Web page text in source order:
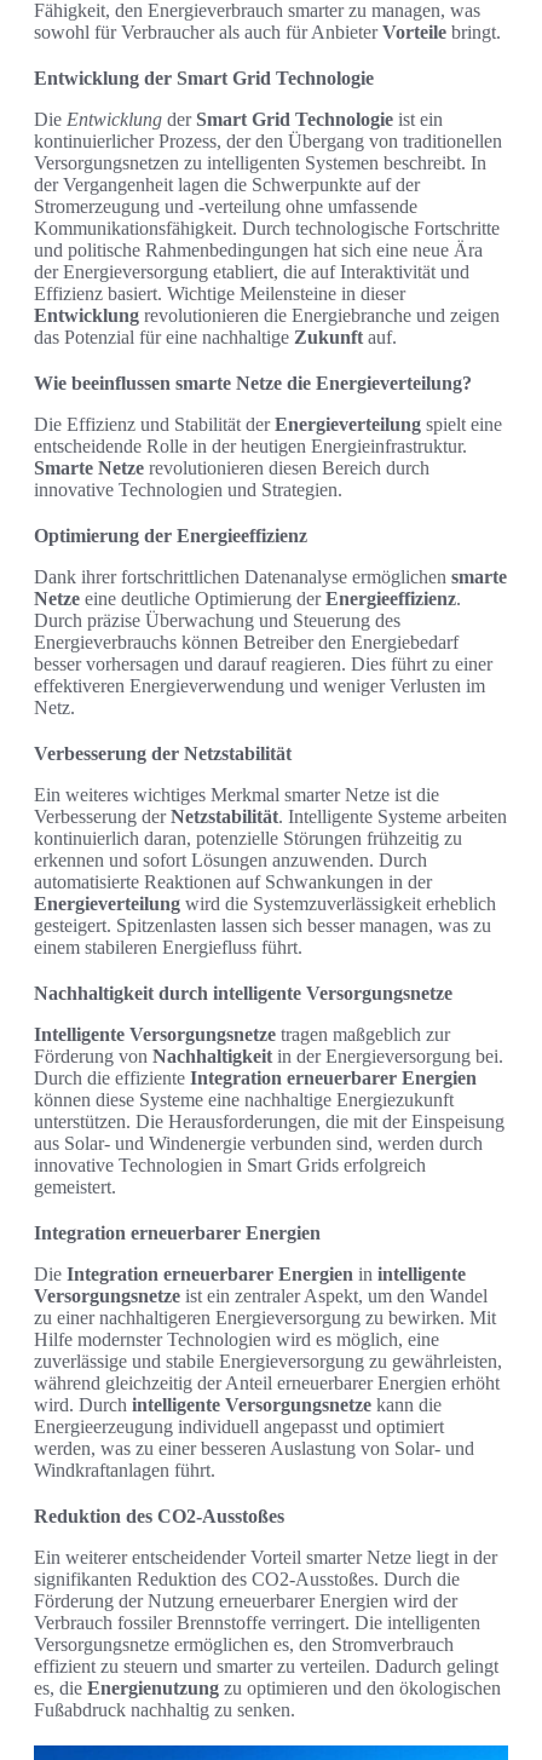
Fähigkeit, den Energieverbrauch smarter zu managen, was
sowohl für Verbraucher als auch für AnbieterVorteile bringt.
Entwicklung der Smart Grid Technologie
Die Entwicklung derSmart Grid Technologie ist ein
kontinuierlicher Prozess, der den Übergang von traditionellen
Versorgungsnetzen zu intelligenten Systemen beschreibt. In
der Vergangenheit lagen die Schwerpunkte auf der
Stromerzeugung und -verteilung ohne umfassende
Kommunikationsfähigkeit. Durch technologische Fortschritte
und politische Rahmenbedingungen hat sich eine neue Ära
der Energieversorgung etabliert, die auf Interaktivität und
Effizienz basiert. Wichtige Meilensteine in dieser
Entwicklung revolutionieren die Energiebranche und zeigen
das Potenzial für eine nachhaltige Zukunft auf.
Wie beeinflussen smarte Netze die Energieverteilung?
Die Effizienz und Stabilität derEnergieverteilung spielt eine
entscheidende Rolle in der heutigen Energieinfrastruktur.
Smarte Netze revolutionieren diesen Bereich durch
innovative Technologien und Strategien.
Optimierung der Energieeffizienz
Dank ihrer fortschrittlichen Datenanalyse ermöglichen smarte
Netze eine deutliche Optimierung derEnergieeffizienz.
Durch präzise Überwachung und Steuerung des
Energieverbrauchs können Betreiber den Energiebedarf
besser vorhersagen und darauf reagieren. Dies führt zu einer
effektiveren Energieverwendung und weniger Verlusten im
Netz.
Verbesserung der Netzstabilität
Ein weiteres wichtiges Merkmal smarter Netze ist die
Verbesserung derNetzstabilität. Intelligente Systeme arbeiten
kontinuierlich daran, potenzielle Störungen frühzeitig zu
erkennen und sofort Lösungen anzuwenden. Durch
automatisierte Reaktionen auf Schwankungen in der
Energieverteilung wird die Systemzuverlässigkeit erheblich
gesteigert. Spitzenlasten lassen sich besser managen, was zu
einem stabileren Energiefluss führt.
Nachhaltigkeit durch intelligente Versorgungsnetze
Intelligente Versorgungsnetze tragen maßgeblich zur
Förderung von Nachhaltigkeit in der Energieversorgung bei.
Durch die effiziente Integration erneuerbarer Energien
können diese Systeme eine nachhaltige Energiezukunft
unterstützen. Die Herausforderungen, die mit der Einspeisung
aus Solar- und Windenergie verbunden sind, werden durch
innovative Technologien in Smart Grids erfolgreich
gemeistert.
Integration erneuerbarer Energien
Die Integration erneuerbarer Energien in intelligente
Versorgungsnetze ist ein zentraler Aspekt, um den Wandel
zu einer nachhaltigeren Energieversorgung zu bewirken. Mit
Hilfe modernster Technologien wird es möglich, eine
zuverlässige und stabile Energieversorgung zu gewährleisten,
während gleichzeitig der Anteil erneuerbarer Energien erhöht
wird. Durch intelligente Versorgungsnetze kann die
Energieerzeugung individuell angepasst und optimiert
werden, was zu einer besseren Auslastung von Solar- und
Windkraftanlagen führt.
Reduktion des CO2-Ausstoßes
Ein weiterer entscheidender Vorteil smarter Netze liegt in der
signifikanten Reduktion des CO2-Ausstoßes. Durch die
Förderung der Nutzung erneuerbarer Energien wird der
Verbrauch fossiler Brennstoffe verringert. Die intelligenten
Versorgungsnetze ermöglichen es, den Stromverbrauch
effizient zu steuern und smarter zu verteilen. Dadurch gelingt
es, die Energienutzung zu optimieren und den ökologischen
Fußabdruck nachhaltig zu senken.